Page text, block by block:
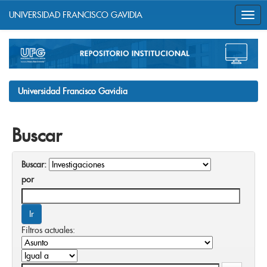
navigation
UNIVERSIDAD FRANCISCO GAVIDIA
Universidad Francisco Gavidia
Buscar
Buscar:
por
Filtros actuales: